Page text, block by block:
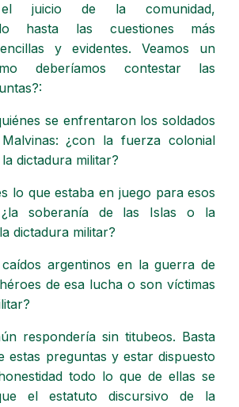
el juicio de la comunidad,
hasta las cuestiones más
y evidentes. Veamos un
deberíamos contestar las
se enfrentaron los soldados
¿con la fuerza colonial
dictadura militar?
estaba en juego para esos
¿la soberanía de las Islas o la
dictadura militar?
argentinos en la guerra de
de esa lucha o son víctimas
respondería sin titubeos. Basta
estas preguntas y estar dispuesto
todo lo que de ellas se
el estatuto discursivo de la